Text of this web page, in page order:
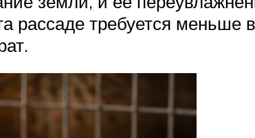
рассаде требуется меньше